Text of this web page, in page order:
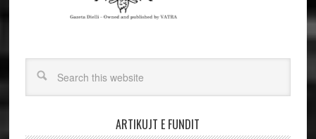
ARTIKUJT E FUNDIT